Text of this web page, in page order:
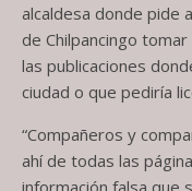
alcaldesa donde pide
de Chilpancingo
las publicaciones
ciudad o que pediría
“Compañeros y
ahí de todas las
información falsa que